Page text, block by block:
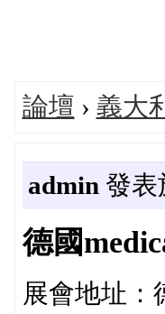
論壇 › 義大
admin 發表
德國
展會地址